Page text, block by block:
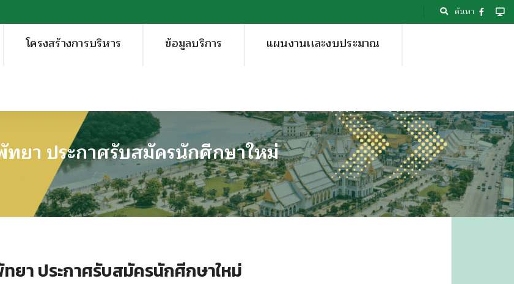
ค้นหา
โครงสร้างการบริหาร ข้อมูลบริการ แผนงานเเละงบประมาณ
ยา ประกาศรับสมัครนักศีกษาใหม่
ยา ประกาศรับสมัครนักศีกษาใหม่